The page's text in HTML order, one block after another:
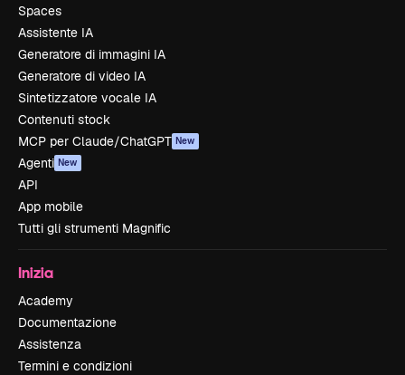
Spaces
Assistente IA
Generatore di immagini IA
Generatore di video IA
Sintetizzatore vocale IA
Contenuti stock
MCP per Claude/ChatGPT New
Agenti New
API
App mobile
Tutti gli strumenti Magnific
Inizia
Academy
Documentazione
Assistenza
Termini e condizioni